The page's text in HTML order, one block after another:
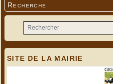
Recherche
SITE DE LA MAIRIE